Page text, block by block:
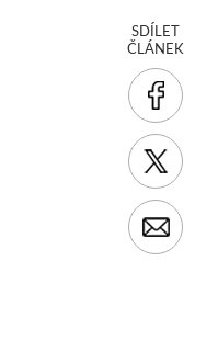
SDÍLET
ČLÁNEK